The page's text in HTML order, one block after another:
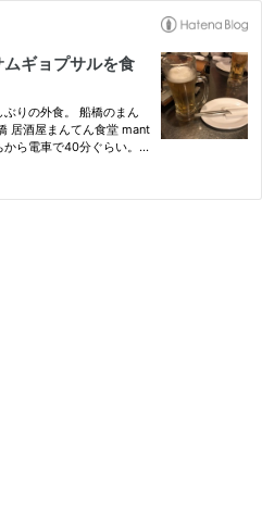
ギョプサルを食
りの外食。 船橋のまん
居酒屋まんてん食堂 mant
ら電車で40分ぐらい。
サムギョプサル」です。